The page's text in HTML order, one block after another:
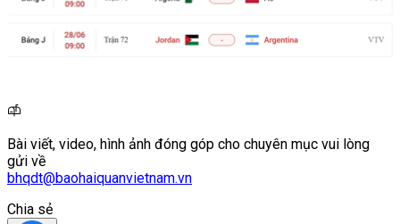
Bài viết, video, hình ảnh đóng góp cho chuyên mục vui lòng
gửi về
bhqdt@baohaiquanvietnam.vn
Chia sẻ